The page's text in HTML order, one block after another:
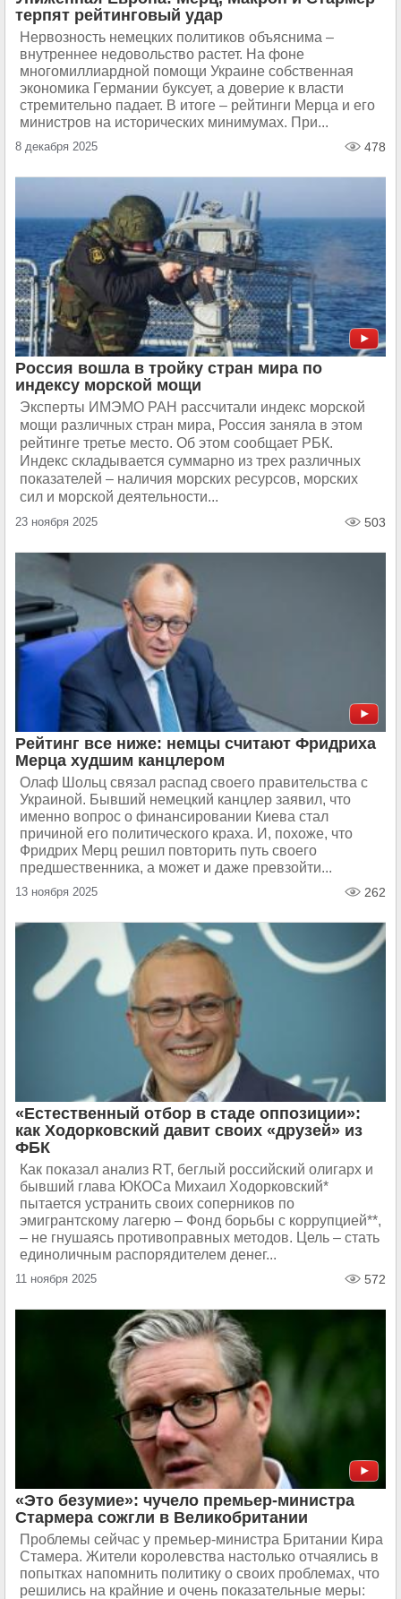
терпят рейтинговый удар
Нервозность немецких политиков объяснима –
внутреннее недовольство растет. На фоне
многомиллиардной помощи Украине собственная
экономика Германии буксует, а доверие к власти
стремительно падает. В итоге – рейтинги Мерца и его
министров на исторических минимумах. При...
8 декабря 2025 478
Россия вошла в тройку стран мира по
индексу морской мощи
Эксперты ИМЭМО РАН рассчитали индекс морской
мощи различных стран мира, Россия заняла в этом
рейтинге третье место. Об этом сообщает РБК.
Индекс складывается суммарно из трех различных
показателей – наличия морских ресурсов, морских
сил и морской деятельности...
23 ноября 2025 503
Рейтинг все ниже: немцы считают Фридриха
Мерца худшим канцлером
Олаф Шольц связал распад своего правительства с
Украиной. Бывший немецкий канцлер заявил, что
именно вопрос о финансировании Киева стал
причиной его политического краха. И, похоже, что
Фридрих Мерц решил повторить путь своего
предшественника, а может и даже превзойти...
13 ноября 2025 262
«Естественный отбор в стаде оппозиции»:
как Ходорковский давит своих «друзей» из
ФБК
Как показал анализ RT, беглый российский олигарх и
бывший глава ЮКОСа Михаил Ходорковский*
пытается устранить своих соперников по
эмигрантскому лагерю – Фонд борьбы с коррупцией**,
– не гнушаясь противоправных методов. Цель – стать
единоличным распорядителем денег...
11 ноября 2025 572
«Это безумие»: чучело премьер-министра
Стармера сожгли в Великобритании
Проблемы сейчас у премьер-министра Британии Кира
Стамера. Жители королевства настолько отчаялись в
попытках напомнить политику о своих проблемах, что
решились на крайние и очень показательные меры: